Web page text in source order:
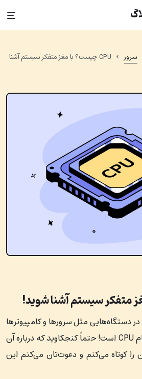
سرور ›
CPU چیست؟ با مغز متفکر سیستم آشنا
دستگاه‌هایی مثل سرورها و کامپیوترها
زیر سر قطعه کوچکی به نام CPU است! حتماً کنجکاوید که درباره آن
کوتاه می‌کنم و دعوت‌تان می‌کنم این